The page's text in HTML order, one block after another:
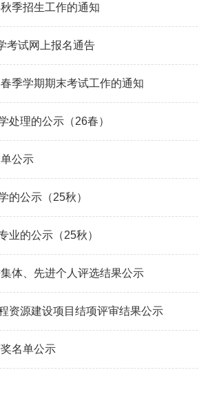
季招生工作的通知
考试网上报名通告
季学期期末考试工作的通知
处理的公示（26春）
公示
的公示（25秋）
业的公示（25秋）
体、先进个人评选结果公示
资源建设项目结项评审结果公示
名单公示